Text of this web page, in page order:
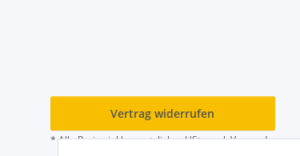
Vertrag widerrufen
* Alle Preise inkl. gesetzlicher USt., zzgl.Versand